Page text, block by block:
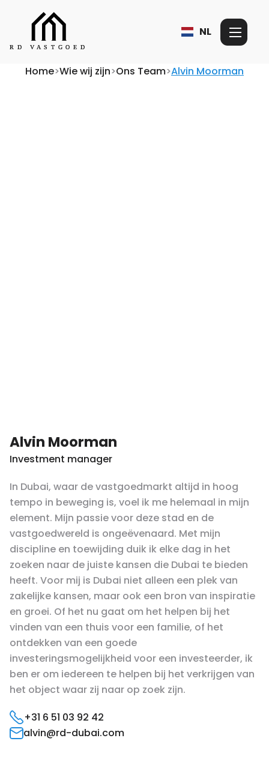
NL
Home>Wie wij zijn>Ons Team>Alvin Moorman
Alvin Moorman
Investment manager
In Dubai, waar de vastgoedmarkt altijd in hoog
tempo in beweging is, voel ik me helemaal in mijn
element. Mijn passie voor deze stad en de
vastgoedwereld is ongeëvenaard. Met mijn
discipline en toewijding duik ik elke dag in het
zoeken naar de juiste kansen die Dubai te bieden
heeft. Voor mij is Dubai niet alleen een plek van
zakelijke kansen, maar ook een bron van inspiratie
en groei. Of het nu gaat om het helpen bij het
vinden van een thuis voor een familie, of het
ontdekken van een goede
investeringsmogelijkheid voor een investeerder, ik
ben er om iedereen te helpen bij het verkrijgen van
het object waar zij naar op zoek zijn.
+31 6 51 03 92 42
alvin@rd-dubai.com